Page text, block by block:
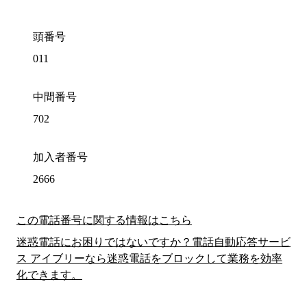
頭番号
011
中間番号
702
加入者番号
2666
この電話番号に関する情報はこちら
迷惑電話にお困りではないですか？電話自動応答サービ
ス アイブリーなら迷惑電話をブロックして業務を効率
化できます。